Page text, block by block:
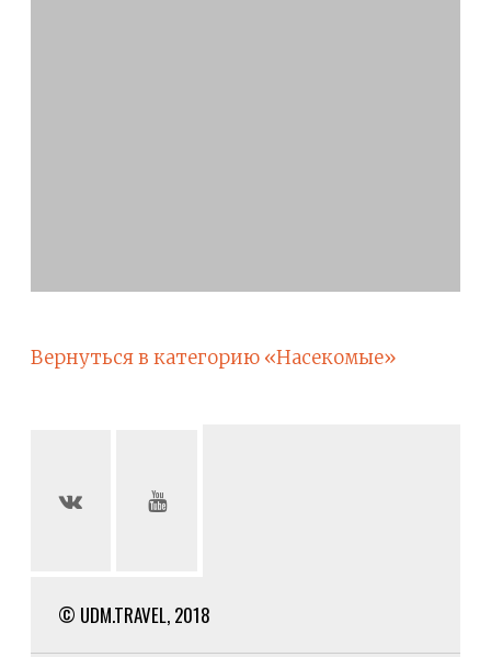
Вернуться в категорию «Насекомые»
© UDM.TRAVEL, 2018